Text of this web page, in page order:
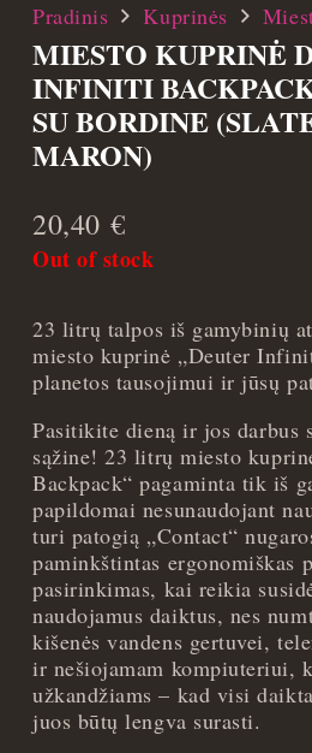
Pradinis Kuprinės
MIESTO KUPRINĖ
INFINITI
SU BORDINE
MARON)
20,40€
Out of stock
23 litrų talpos iš gamybinių
miesto kuprinė „Deuter
planetos tausojimui ir jūsų
Pasitikite dieną ir jos darbus
sąžine! 23 litrų miesto
Backpack“ pagaminta tik iš
papildomai nesunaudojant
turi patogią „Contact“
paminkštintas ergonomiškas
pasirinkimas, kai reikia
naudojamus daiktus, nes
kišenės vandens gertuvei,
ir nešiojamam kompiuteriui,
užkandžiams – kad visi
juos būtų lengva surasti.